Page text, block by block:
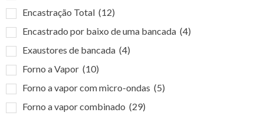
Encastração Total (12)
Encastrado por baixo de uma bancada (4)
Exaustores de bancada (4)
Forno a Vapor (10)
Forno a vapor com micro-ondas (5)
Forno a vapor combinado (29)